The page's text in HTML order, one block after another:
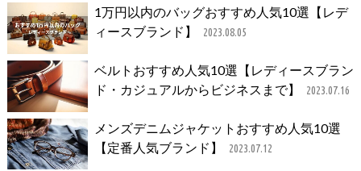
1万円以内のバッグおすすめ人気10選【レデ
ィースブランド】
2023.08.05
ベルトおすすめ人気10選【レディースブラン
ド・カジュアルからビジネスまで】
2023.07.16
メンズデニムジャケットおすすめ人気10選
【定番人気ブランド】
2023.07.12